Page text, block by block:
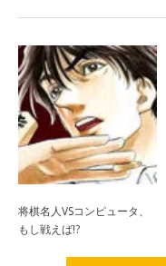
将棋名人VSコンピュータ、
もし戦えば!?